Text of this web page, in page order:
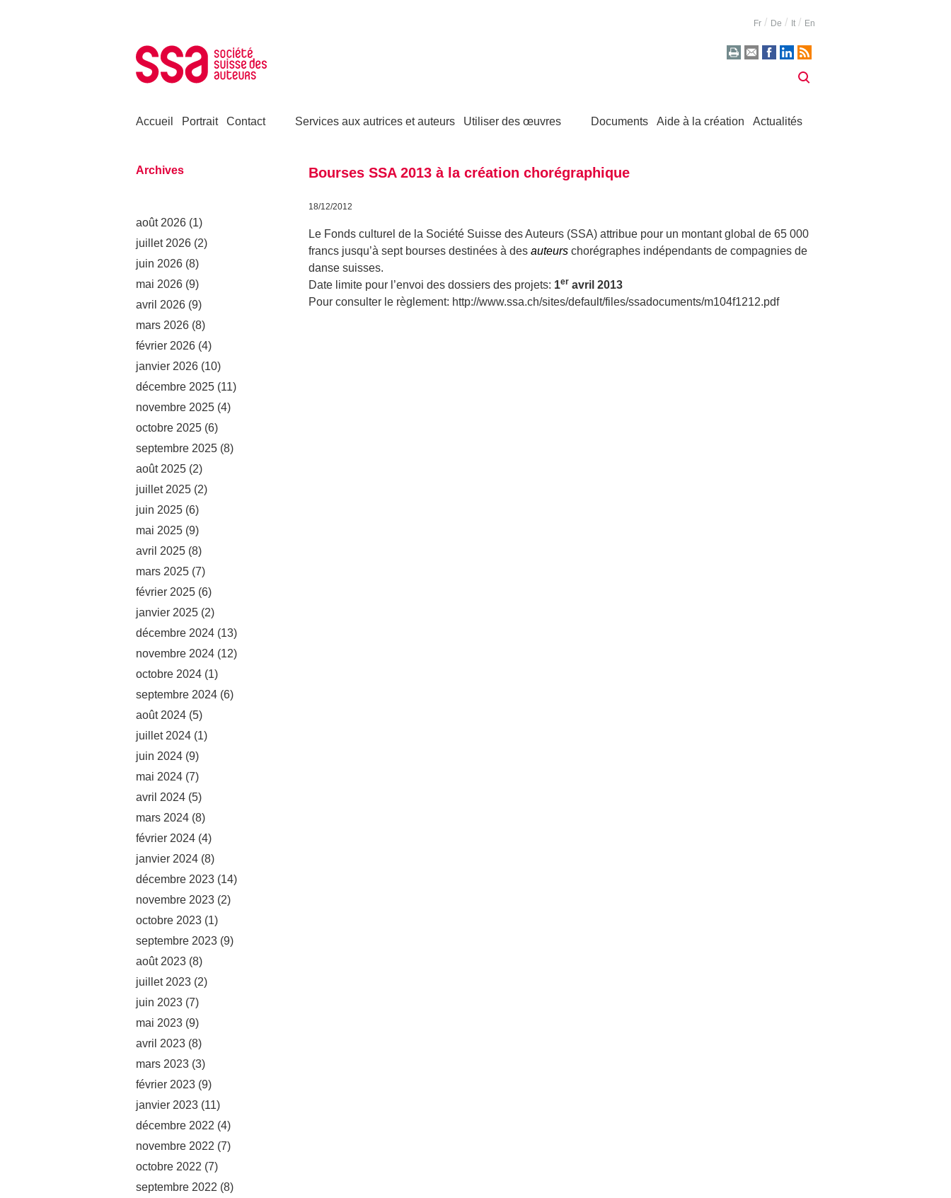
Fr De It En
Accueil Portrait Contact Services aux autrices et auteurs Utiliser des œuvres Documents Aide à la création Actualités
Archives
août 2026 (1)
juillet 2026 (2)
juin 2026 (8)
mai 2026 (9)
avril 2026 (9)
mars 2026 (8)
février 2026 (4)
janvier 2026 (10)
décembre 2025 (11)
novembre 2025 (4)
octobre 2025 (6)
septembre 2025 (8)
août 2025 (2)
juillet 2025 (2)
juin 2025 (6)
mai 2025 (9)
avril 2025 (8)
mars 2025 (7)
février 2025 (6)
janvier 2025 (2)
décembre 2024 (13)
novembre 2024 (12)
octobre 2024 (1)
septembre 2024 (6)
août 2024 (5)
juillet 2024 (1)
juin 2024 (9)
mai 2024 (7)
avril 2024 (5)
mars 2024 (8)
février 2024 (4)
janvier 2024 (8)
décembre 2023 (14)
novembre 2023 (2)
octobre 2023 (1)
septembre 2023 (9)
août 2023 (8)
juillet 2023 (2)
juin 2023 (7)
mai 2023 (9)
avril 2023 (8)
mars 2023 (3)
février 2023 (9)
janvier 2023 (11)
décembre 2022 (4)
novembre 2022 (7)
octobre 2022 (7)
septembre 2022 (8)
Bourses SSA 2013 à la création chorégraphique
18/12/2012
Le Fonds culturel de la Société Suisse des Auteurs (SSA) attribue pour un montant global de 65 000
francs jusqu’à sept bourses destinées à des auteurschorégraphes indépendants de compagnies de
danse suisses.
Date limite pour l’envoi des dossiers des projets: 1eravril 2013
Pour consulter le règlement: http://www.ssa.ch/sites/default/files/ssadocuments/m104f1212.pdf